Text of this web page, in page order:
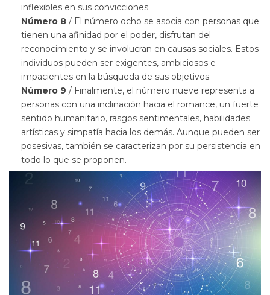
inflexibles en sus convicciones.
Número 8 / El número ocho se asocia con personas que
tienen una afinidad por el poder, disfrutan del
reconocimiento y se involucran en causas sociales. Estos
individuos pueden ser exigentes, ambiciosos e
impacientes en la búsqueda de sus objetivos.
Número 9 / Finalmente, el número nueve representa a
personas con una inclinación hacia el romance, un fuerte
sentido humanitario, rasgos sentimentales, habilidades
artísticas y simpatía hacia los demás. Aunque pueden ser
posesivas, también se caracterizan por su persistencia en
todo lo que se proponen.